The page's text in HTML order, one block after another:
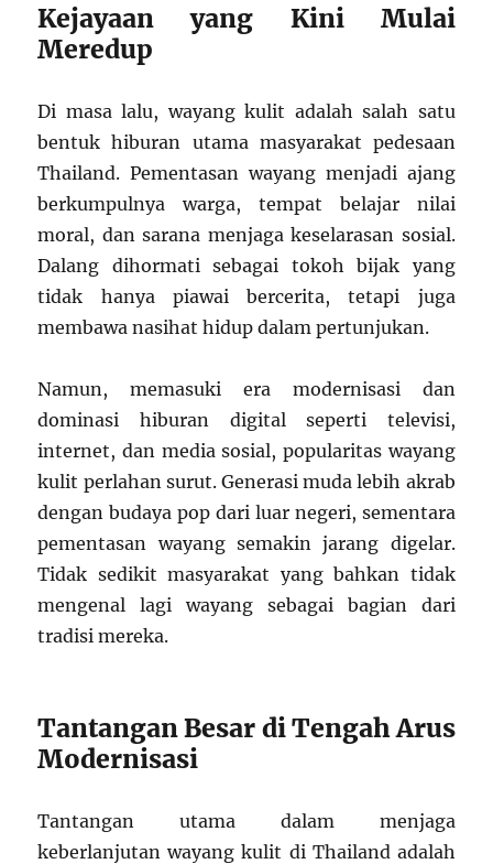
Kejayaan yang Kini Mulai
Meredup
Di masa lalu, wayang kulit adalah salah satu
bentuk hiburan utama masyarakat pedesaan
Thailand. Pementasan wayang menjadi ajang
berkumpulnya warga, tempat belajar nilai
moral, dan sarana menjaga keselarasan sosial.
Dalang dihormati sebagai tokoh bijak yang
tidak hanya piawai bercerita, tetapi juga
membawa nasihat hidup dalam pertunjukan.
Namun, memasuki era modernisasi dan
dominasi hiburan digital seperti televisi,
internet, dan media sosial, popularitas wayang
kulit perlahan surut. Generasi muda lebih akrab
dengan budaya pop dari luar negeri, sementara
pementasan wayang semakin jarang digelar.
Tidak sedikit masyarakat yang bahkan tidak
mengenal lagi wayang sebagai bagian dari
tradisi mereka.
Tantangan Besar di Tengah Arus
Modernisasi
Tantangan utama dalam menjaga
keberlanjutan wayang kulit di Thailand adalah